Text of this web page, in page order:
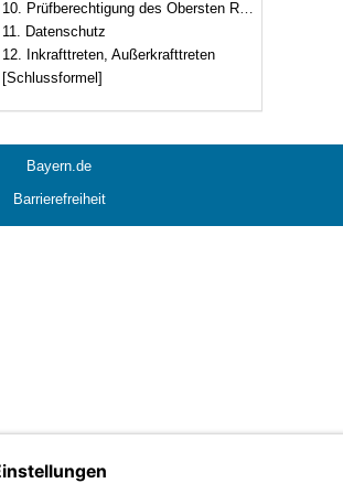
10. Prüfberechtigung des Obersten Rechnungshofs
11. Datenschutz
12. Inkrafttreten, Außerkrafttreten
[Schlussformel]
Bayern.de
Barrierefreiheit